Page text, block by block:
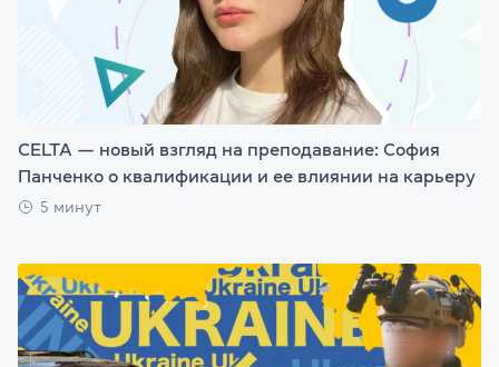
CELTA — новый взгляд на преподавание: София
Панченко о квалификации и ее влиянии на карьеру
5 минут